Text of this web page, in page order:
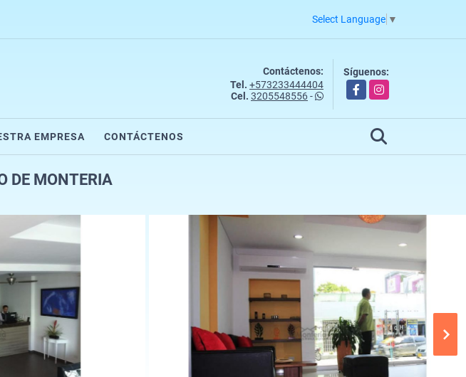
Select Language ▼
Contáctenos:
Tel. +573233444404
Cel. 3205548556-
Síguenos:
FacebookInstagram
EMPRESA CONTÁCTENOS
DE MONTERIA